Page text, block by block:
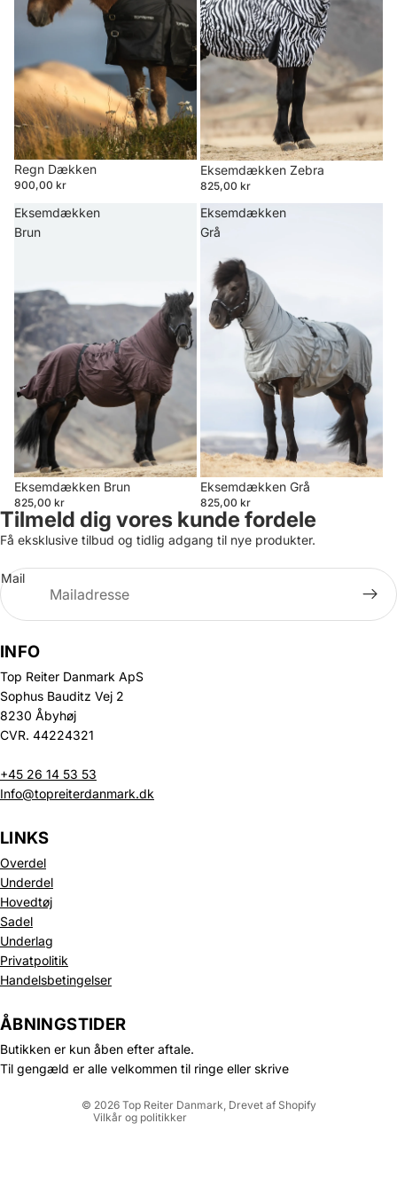
Regn Dækken
900,00 kr
Eksemdækken Zebra
825,00 kr
Eksemdækken
Brun
Eksemdækken Brun
825,00 kr
Eksemdækken
Grå
Eksemdækken Grå
825,00 kr
Tilmeld dig vores kunde fordele
Få eksklusive tilbud og tidlig adgang til nye produkter.
Mail
INFO
Top Reiter Danmark ApS
Sophus Bauditz Vej 2
8230 Åbyhøj
CVR. 44224321
+45 26 14 53 53
Info@topreiterdanmark.dk
LINKS
Overdel
Underdel
Hovedtøj
Sadel
Underlag
Privatpolitik
Handelsbetingelser
ÅBNINGSTIDER
Butikken er kun åben efter aftale.
Til gengæld er alle velkommen til ringe eller skrive
© 2026 Top Reiter Danmark, Drevet af Shopify
Vilkår og politikker
Politik om beskyttelse af persondata
Refusionspolitik
Leveringspolitik
Servicevilkår